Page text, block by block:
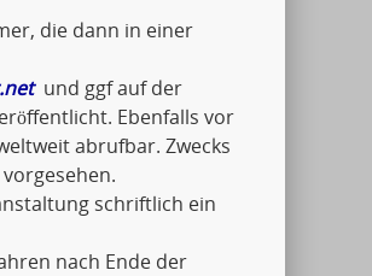
die dann in einer
und ggf auf der
Ebenfalls vor
abrufbar. Zwecks
schriftlich ein
nach Ende der